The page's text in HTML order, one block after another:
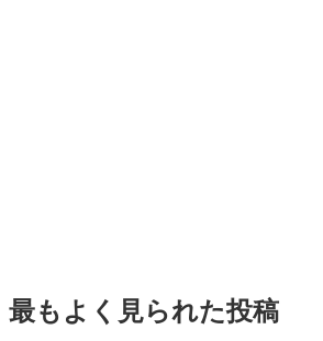
最もよく見られた投稿